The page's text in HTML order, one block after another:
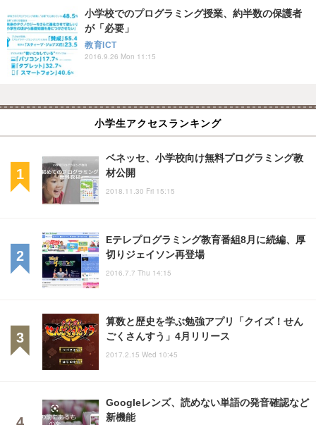
小学校でのプログラミング授業、約半数の保護者
が「必要」
教育ICT
2016.9.26 Mon 11:15
小学生アクセスランキング
ベネッセ、小学校向け無料プログラミング教
材公開
2018.11.30 Fri 15:15
Eテレプログラミング教育番組8月に続編、厚
切りジェイソン再登場
2016.7.7 Thu 14:15
算数と歴史を学ぶ勉強アプリ「クイズ！せん
ごくさんすう」4月リリース
2017.2.15 Wed 10:45
Googleレンズ、読めない単語の発音確認など
新機能